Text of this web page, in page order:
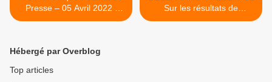
Presse – 05 Avril 2022 :
SOUTIEN TOTAL AUX
Sur les résultats de
l'élection Présidentielle :
Hébergé par Overblog
Top articles